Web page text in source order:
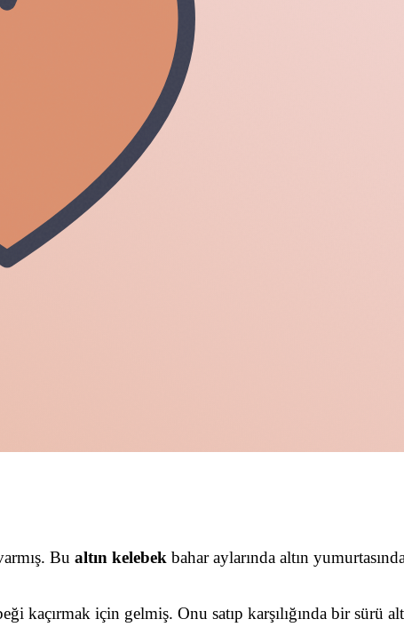
Bu altın kelebek bahar aylarında altın
kaçırmak için gelmiş. Onu satıp karşılığında bir sürü